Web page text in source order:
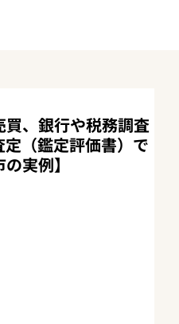
、銀行や税務調査
（鑑定評価書）で
実例】